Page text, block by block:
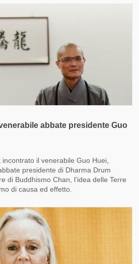
abbate presidente Guo
il venerabile Guo Huei,
presidente di Dharma Drum
di Buddhismo Chan, l’idea delle Terre
di causa ed effetto.